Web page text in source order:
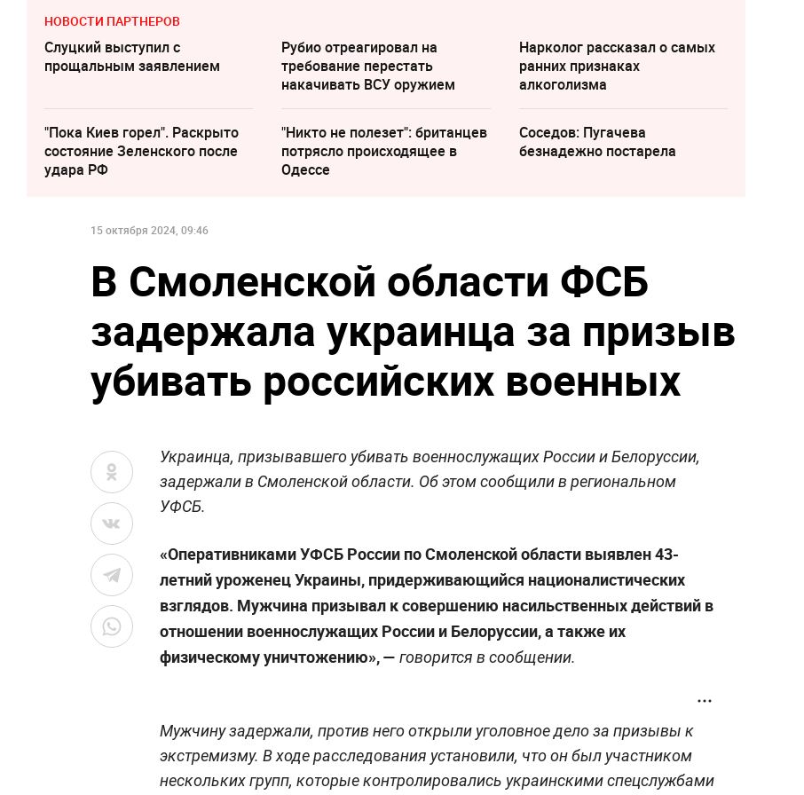
НОВОСТИ ПАРТНЕРОВ
Слуцкий выступил с
прощальным заявлением
Рубио отреагировал на
требование перестать
накачивать ВСУ оружием
Нарколог рассказал о самых
ранних признаках
алкоголизма
"Пока Киев горел". Раскрыто
состояние Зеленского после
удара РФ
"Никто не полезет": британцев
потрясло происходящее в
Одессе
Соседов: Пугачева
безнадежно постарела
15 октября 2024, 09:46
В Смоленской области ФСБ
задержала украинца за призыв
убивать российских военных
Украинца, призывавшего убивать военнослужащих России и Белоруссии,
задержали в Смоленской области. Об этом сообщили в региональном
УФСБ.
«Оперативниками УФСБ России по Смоленской области выявлен 43-
летний уроженец Украины, придерживающийся националистических
взглядов. Мужчина призывал к совершению насильственных действий в
отношении военнослужащих России и Белоруссии, а также их
физическому уничтожению», — говорится в сообщении.
Мужчину задержали, против него открыли уголовное дело за призывы к
экстремизму. В ходе расследования установили, что он был участником
нескольких групп, которые контролировались украинскими спецслужбами